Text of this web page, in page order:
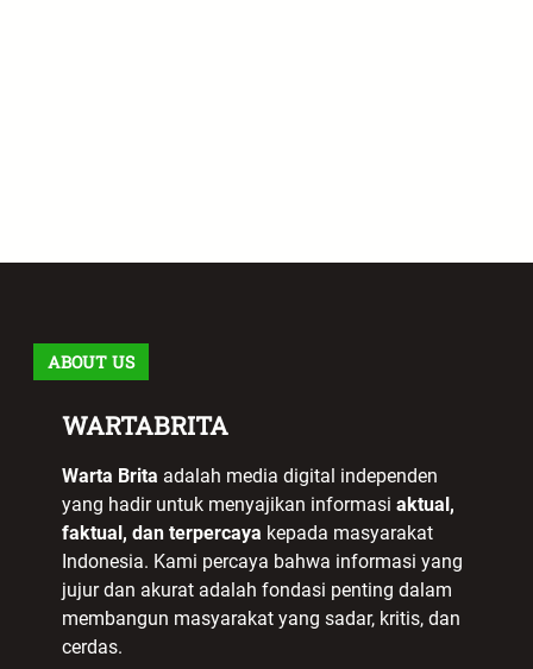
ABOUT US
WARTABRITA
Warta Brita adalah media digital independen
yang hadir untuk menyajikan informasi aktual,
faktual, dan terpercaya kepada masyarakat
Indonesia. Kami percaya bahwa informasi yang
jujur dan akurat adalah fondasi penting dalam
membangun masyarakat yang sadar, kritis, dan
cerdas.